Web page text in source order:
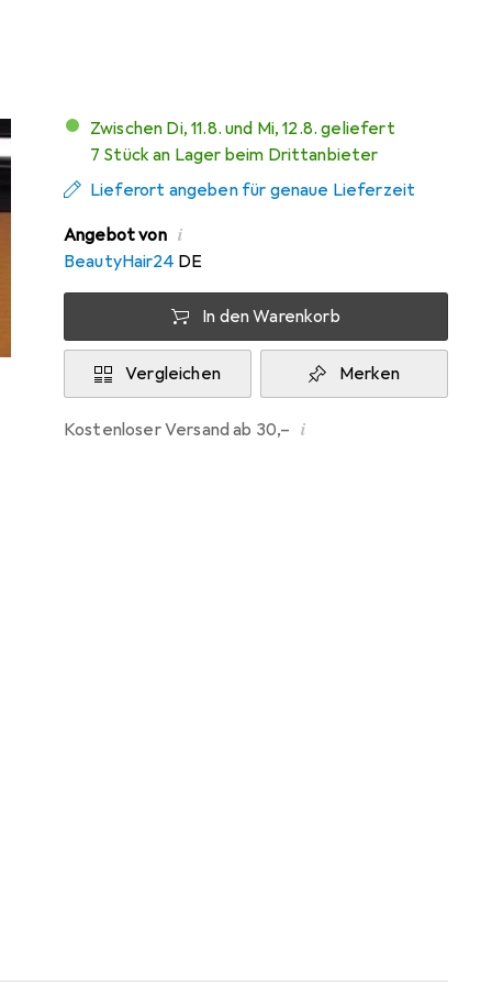
Zwischen Di, 11.8. und Mi, 12.8. geliefert
7 Stück an Lager beim Drittanbieter
Lieferort angeben für genaue Lieferzeit
Angebot von i
BeautyHair24 DE
In den Warenkorb
Vergleichen Merken
Kostenloser Versand ab 30,– i